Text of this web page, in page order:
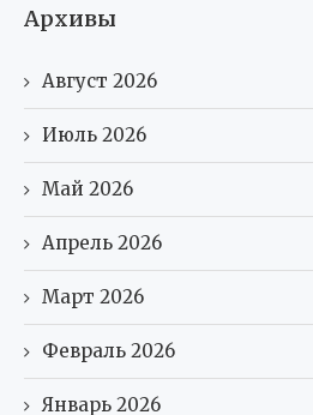
Архивы
Август 2026
Июль 2026
Май 2026
Апрель 2026
Март 2026
Февраль 2026
Январь 2026